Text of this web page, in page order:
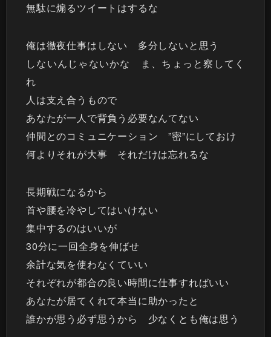
無駄に煽るツイートはするな
俺は徹夜仕事はしない 多分しないと思う
しないんじゃないかな ま、ちょっと察してく
れ
人は支え合うもので
あなたが一人で背負う必要なんてない
仲間とのコミュニケーション ”密”にしておけ
何よりそれが大事 それだけは忘れるな
長期戦になるから
首や腰を冷やしてはいけない
集中するのはいいが
30分に一回全身を伸ばせ
余計な気を使わなくていい
それぞれが都合の良い時間に仕事すればいい
あなたが居てくれて本当に助かったと
誰かが思う必ず思うから 少なくとも俺は思う